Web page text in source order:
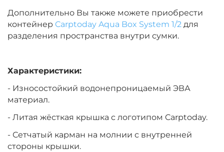
Дополнительно Вы также можете приобрести
контейнер Carptoday Aqua Box System 1/2 для
разделения пространства внутри сумки.
Характеристики:
- Износостойкий водонепроницаемый ЭВА
материал.
- Литая жёсткая крышка с логотипом Carptoday.
- Сетчатый карман на молнии с внутренней
стороны крышки.